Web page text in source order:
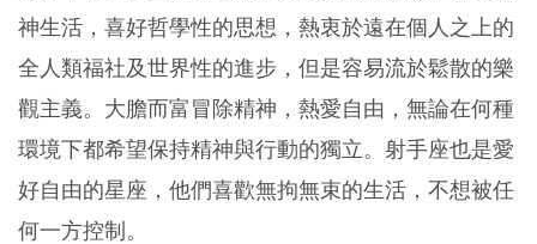
神生活，喜好哲學性的思想，熱衷於遠在個人之上的
全人類福社及世界性的進步，但是容易流於鬆散的樂
觀主義。大膽而富冒除精神，熱愛自由，無論在何種
環境下都希望保持精神與行動的獨立。射手座也是愛
好自由的星座，他們喜歡無拘無束的生活，不想被任
何一方控制。